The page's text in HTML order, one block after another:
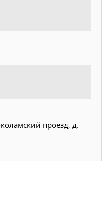
проезд, д.